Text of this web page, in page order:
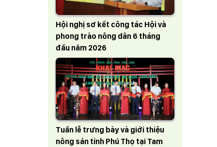
Hội nghị sơ kết công tác Hội và
phong trào nông dân 6 tháng
đầu năm 2026
Tuần lễ trưng bày và giới thiệu
nông sản tỉnh Phú Thọ tại Tam